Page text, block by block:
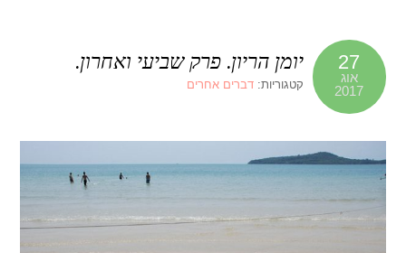
27
אוג
2017
יומן הריון. פרק שביעי ואחרון.
קטגוריות:דברים אחרים